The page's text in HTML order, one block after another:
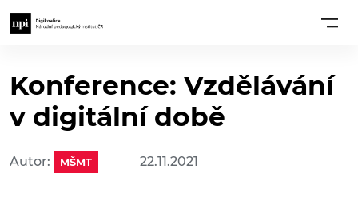
Konference: Vzdělávání
v digitální době
Autor: MŠMT 22.11.2021